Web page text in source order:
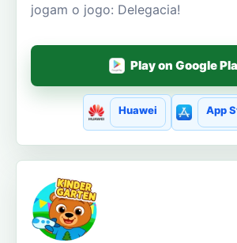
jogam o jogo: Delegacia!
Play on Google
Huawei App